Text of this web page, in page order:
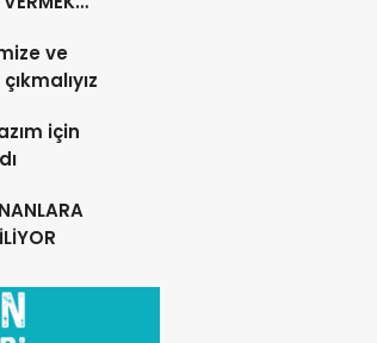
ve
için